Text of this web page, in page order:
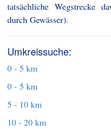
tatsächliche Wegstrecke
durch Gewässer).
Umkreissuche:
0 - 5 km
0 - 5 km
5 - 10 km
10 - 20 km